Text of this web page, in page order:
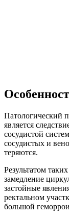
Патологический
является
сосудистой
сосудистых и
теряются.
Результатом
замедление
застойные
ректальном
большой